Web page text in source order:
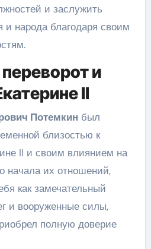
и заслужить
и народа благодаря своим
и
II
Потемкин был
близостью к
II и своим влиянием на
начала их отношений,
как замечательный
и вооруженные силы,
полную доверие